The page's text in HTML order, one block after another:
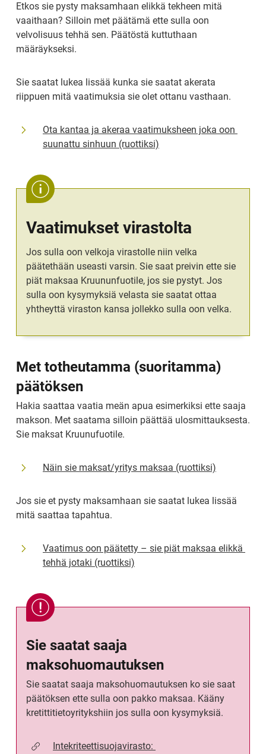
Etkos sie pysty maksamhaan elikkä tekheen mitä
vaaithaan? Silloin met päätämä ette sulla oon
velvolisuus tehhä sen. Päätöstä kuttuthaan
määräykseksi.
Sie saatat lukea lissää kunka sie saatat akerata
riippuen mitä vaatimuksia sie olet ottanu vasthaan.
Ota kantaa ja akeraa vaatimuksheen joka oon
suunattu sinhuun (ruottiksi)
Vaatimukset virastolta
Jos sulla oon velkoja virastolle niin velka
päätethään useasti varsin. Sie saat preivin ette sie
piät maksaa Kruununfuotile, jos sie pystyt. Jos
sulla oon kysymyksiä velasta sie saatat ottaa
yhtheyttä viraston kansa jollekko sulla oon velka.
Met totheutamma (suoritamma)
päätöksen
Hakia saattaa vaatia meän apua esimerkiksi ette saaja
makson. Met saatama silloin päättää ulosmittauksesta.
Sie maksat Kruunufuotile.
Näin sie maksat/yritys maksaa (ruottiksi)
Jos sie et pysty maksamhaan sie saatat lukea lissää
mitä saattaa tapahtua.
Vaatimus oon päätetty – sie piät maksaa elikkä
tehhä jotaki (ruottiksi)
Sie saatat saaja
maksohuomautuksen
Sie saatat saaja maksohuomautuksen ko sie saat
päätöksen ette sulla oon pakko maksaa. Kääny
kretittitietoyritykshiin jos sulla oon kysymyksiä.
Intekriteettisuojavirasto: